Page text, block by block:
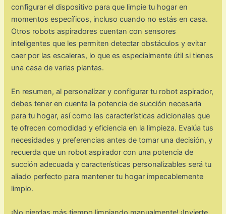
configurar el dispositivo para que limpie tu hogar en
momentos específicos, incluso cuando no estás en casa.
Otros robots aspiradores cuentan con sensores
inteligentes que les permiten detectar obstáculos y evitar
caer por las escaleras, lo que es especialmente útil si tienes
una casa de varias plantas.
En resumen, al personalizar y configurar tu robot aspirador,
debes tener en cuenta la potencia de succión necesaria
para tu hogar, así como las características adicionales que
te ofrecen comodidad y eficiencia en la limpieza. Evalúa tus
necesidades y preferencias antes de tomar una decisión, y
recuerda que un robot aspirador con una potencia de
succión adecuada y características personalizables será tu
aliado perfecto para mantener tu hogar impecablemente
limpio.